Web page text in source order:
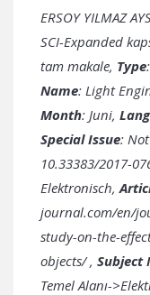
ERSOY YILMAZ
SCI-Expanded
tam makale, Type
Name: Light
Month: Juni,
Special Issue:
10.33383/2017-
Elektronisch,
journal.com/en/
study-on-the-
objects/, Subject
Temel Alanı-